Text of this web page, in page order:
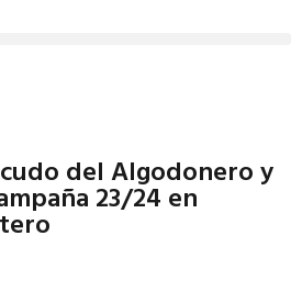
del Algodonero y
23/24 en